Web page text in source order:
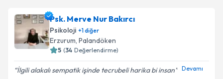
Psk. Merve Nur Bakırcı
Psikoloji +1diğer
Erzurum, Palandöken
5 (34 Değerlendirme)
İlgili alakalı sempatik işinde tecrubeli harika bi insan Devamı